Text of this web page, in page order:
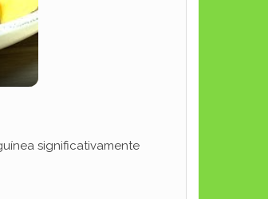
significativamente